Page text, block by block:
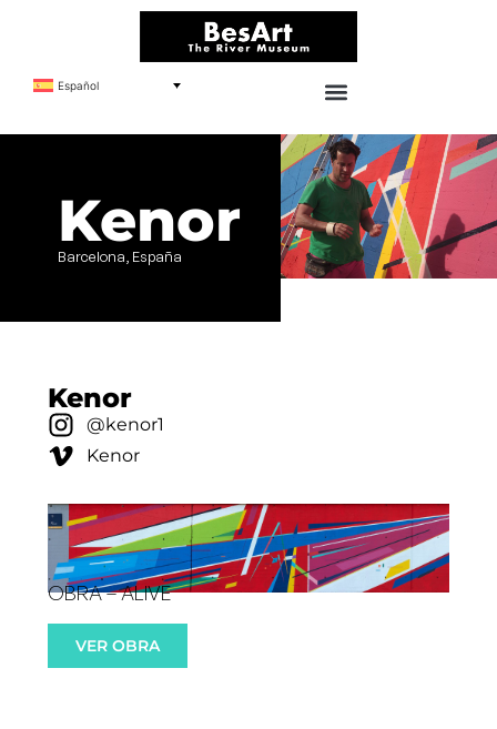
Español
Kenor
Barcelona, España
Kenor
@kenor1
Kenor
OBRA –ALIVE
VER OBRA